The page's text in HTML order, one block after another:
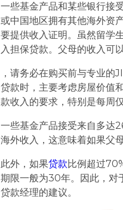
一些基金产品和某些银行接
或中国地区拥有其他海外资
要提供收入证明。虽然留学
入担保贷款。父母的收入可
，请务必在购买前与专业
贷款时，主要考虑房屋价值
款收入的要求，特别是每周
一些基金产品接受来自多达
海外收入，这意味着如果父
此外，如果贷款比例超过
期限一般为30年。因此，对
贷款经理的建议。